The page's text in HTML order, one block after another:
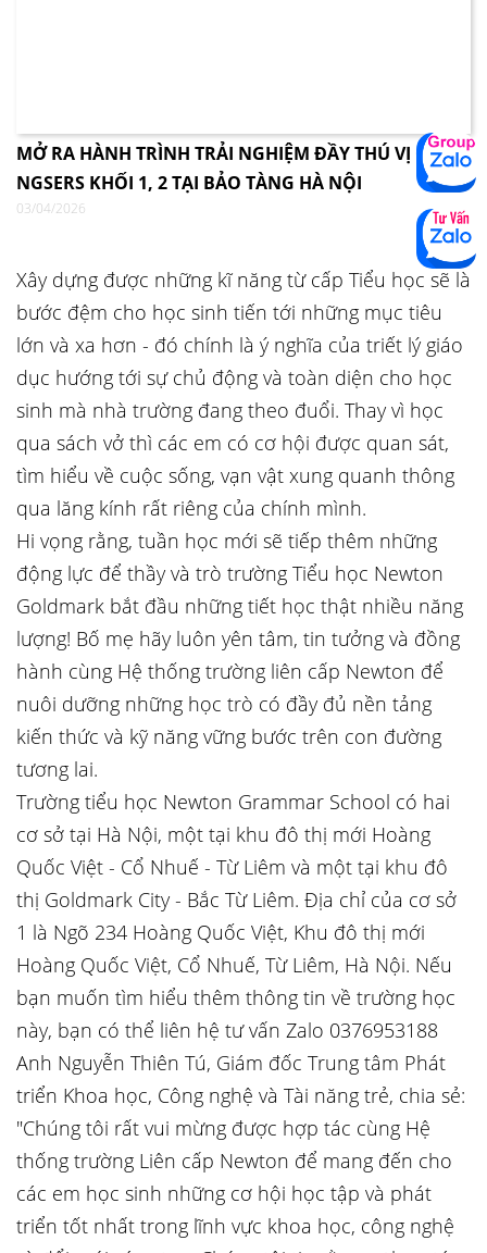
MỞ RA HÀNH TRÌNH TRẢI NGHIỆM ĐẦY THÚ VỊ CÙNG
NGSERS KHỐI 1, 2 TẠI BẢO TÀNG HÀ NỘI
03/04/2026
Xây dựng được những kĩ năng từ cấp Tiểu học sẽ là
bước đệm cho học sinh tiến tới những mục tiêu
lớn và xa hơn - đó chính là ý nghĩa của triết lý giáo
dục hướng tới sự chủ động và toàn diện cho học
sinh mà nhà trường đang theo đuổi. Thay vì học
qua sách vở thì các em có cơ hội được quan sát,
tìm hiểu về cuộc sống, vạn vật xung quanh thông
qua lăng kính rất riêng của chính mình.
Hi vọng rằng, tuần học mới sẽ tiếp thêm những
động lực để thầy và trò trường Tiểu học Newton
Goldmark bắt đầu những tiết học thật nhiều năng
lượng! Bố mẹ hãy luôn yên tâm, tin tưởng và đồng
hành cùng Hệ thống trường liên cấp Newton để
nuôi dưỡng những học trò có đầy đủ nền tảng
kiến thức và kỹ năng vững bước trên con đường
tương lai.
Trường tiểu học Newton Grammar School có hai
cơ sở tại Hà Nội, một tại khu đô thị mới Hoàng
Quốc Việt - Cổ Nhuế - Từ Liêm và một tại khu đô
thị Goldmark City - Bắc Từ Liêm. Địa chỉ của cơ sở
1 là Ngõ 234 Hoàng Quốc Việt, Khu đô thị mới
Hoàng Quốc Việt, Cổ Nhuế, Từ Liêm, Hà Nội. Nếu
bạn muốn tìm hiểu thêm thông tin về trường học
này, bạn có thể liên hệ tư vấn Zalo 0376953188
Anh Nguyễn Thiên Tú, Giám đốc Trung tâm Phát
triển Khoa học, Công nghệ và Tài năng trẻ, chia sẻ:
"Chúng tôi rất vui mừng được hợp tác cùng Hệ
thống trường Liên cấp Newton để mang đến cho
các em học sinh những cơ hội học tập và phát
triển tốt nhất trong lĩnh vực khoa học, công nghệ